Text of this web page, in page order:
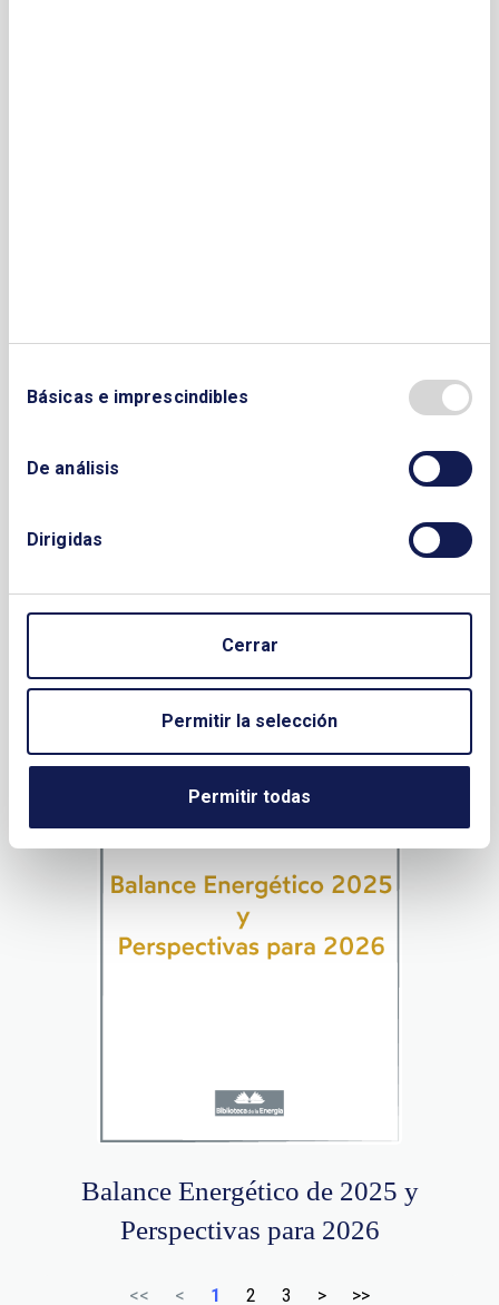
Básicas e imprescindibles
De análisis
Dirigidas
Cerrar
Permitir la selección
Permitir todas
Balance Energético de 2025 y
Perspectivas para 2026
<< < 1 2 3 > >>